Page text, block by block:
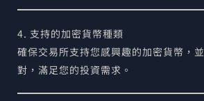
4. 支持的加密貨幣種類
確保交易所支持您感興趣的加密貨幣，
對，滿足您的投資需求。